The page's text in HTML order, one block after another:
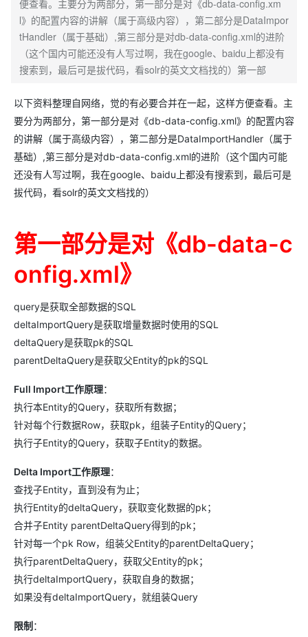
便查看。主要分为两部分，第一部分是对《db-data-config.xm
l》的配置内容的讲解（属于高级内容），第二部分是DataImpor
tHandler（属于基础）,第三部分是对db-data-config.xml的进阶
（这个国内可能还没有人写过啊，我在google、baidu上都没有
搜索到，最后可是拔代码，看solr的英文文档找的）第一部
以下资料整理自网络，觉的有必要合并在一起，这样方便查看。主
要分为两部分，第一部分是对《db-data-config.xml》的配置内容
的讲解（属于高级内容），第二部分是DataImportHandler（属于
基础）,第三部分是对db-data-config.xml的进阶（这个国内可能
还没有人写过啊，我在google、baidu上都没有搜索到，最后可是
拔代码，看solr的英文文档找的）
第一部分是对《db-data-c
onfig.xml》
query是获取全部数据的SQL
deltaImportQuery是获取增量数据时使用的SQL
deltaQuery是获取pk的SQL
parentDeltaQuery是获取父Entity的pk的SQL
Full Import工作原理：
执行本Entity的Query，获取所有数据；
针对每个行数据Row，获取pk，组装子Entity的Query；
执行子Entity的Query，获取子Entity的数据。
Delta Import工作原理：
查找子Entity，直到没有为止；
执行Entity的deltaQuery，获取变化数据的pk；
合并子Entity parentDeltaQuery得到的pk；
针对每一个pk Row，组装父Entity的parentDeltaQuery；
执行parentDeltaQuery，获取父Entity的pk；
执行deltaImportQuery，获取自身的数据；
如果没有deltaImportQuery，就组装Query
限制 ：